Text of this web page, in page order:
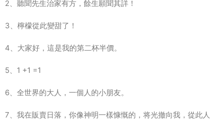
2、聽聞先生治家有方，餘生願聞其詳！
3、檸檬從此變甜了！
4、大家好，這是我的第二杯半價。
5、1 +1 =1
6、全世界的大人，一個人的小朋友。
7、我在販賣日落，你像神明一樣慷慨的，将光撤向我，從此人